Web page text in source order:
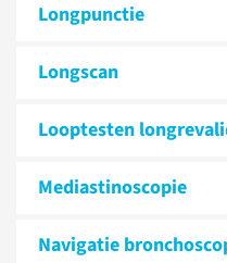
Longpunctie
Longscan
Looptesten
Mediastinoscopie
Navigatie